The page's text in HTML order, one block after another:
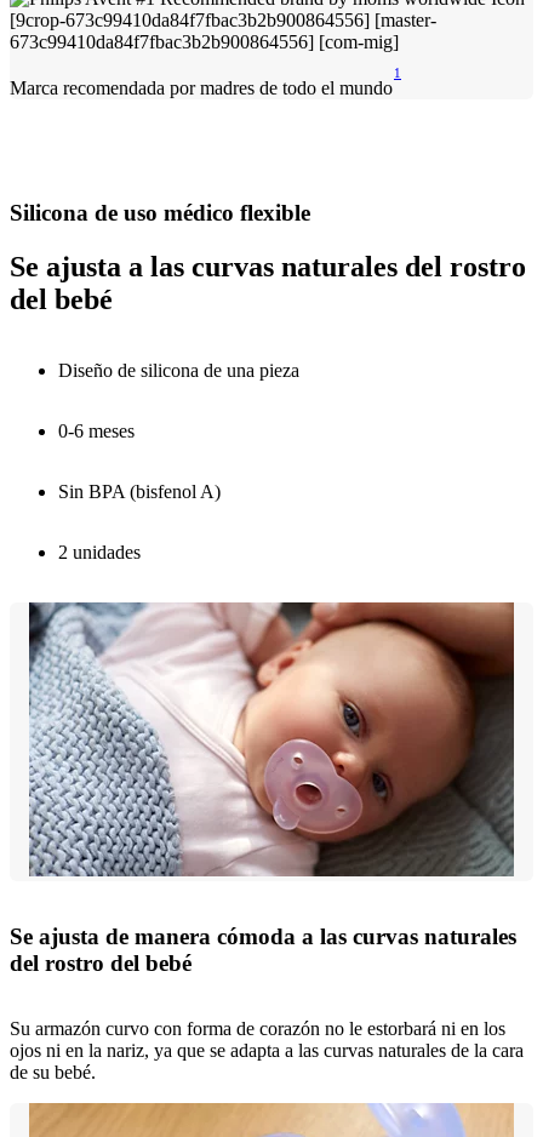
Marca recomendada por madres de todo el mundo
1
Silicona de uso médico flexible
Se ajusta a las curvas naturales del rostro
del bebé
Diseño de silicona de una pieza
0-6 meses
Sin BPA (bisfenol A)
2 unidades
Se ajusta de manera cómoda a las curvas naturales
del rostro del bebé
Su armazón curvo con forma de corazón no le estorbará ni en los
ojos ni en la nariz, ya que se adapta a las curvas naturales de la cara
de su bebé.